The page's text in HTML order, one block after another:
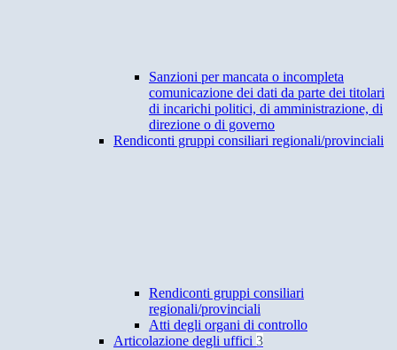
Sanzioni per mancata o incompleta
comunicazione dei dati da parte dei titolari
di incarichi politici, di amministrazione, di
direzione o di governo
Rendiconti gruppi consiliari regionali/provinciali
Rendiconti gruppi consiliari
regionali/provinciali
Atti degli organi di controllo
Articolazione degli uffici 3